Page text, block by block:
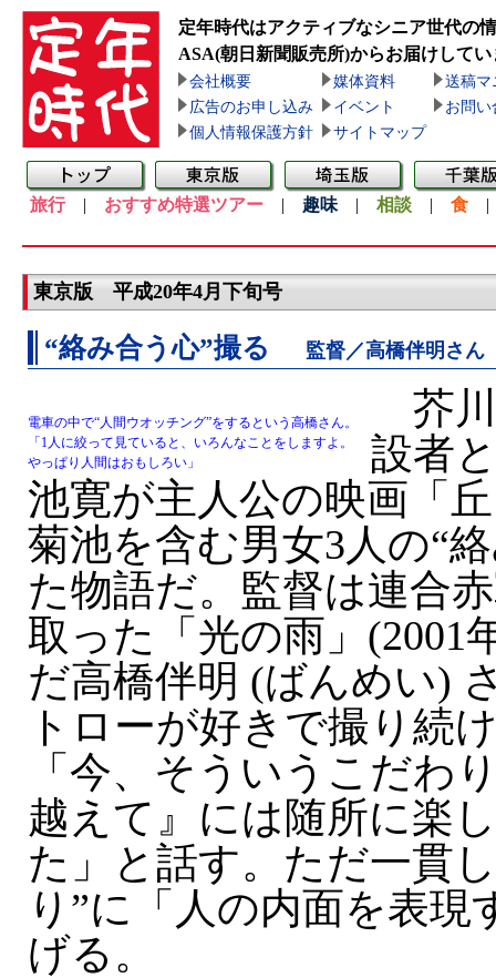
定年時代はアクティブなシニア世代の
ASA(朝日新聞販売所)からお届けしてい
会社概要 媒体資料
送稿マ
広告のお申し込み
イベント
お問い
個人情報保護方針
サイトマップ
旅行| おすすめ特選ツアー | 趣味 | 相談 | 食
東京版 平成20年4月下旬号
“絡み合う心”撮る 監督／高橋伴明さん
電車の中で“人間ウオッチング”をするという高橋さん。
「1人に絞って見ていると、いろんなことをしますよ。
やっぱり人間はおもしろい」
芥川
設者
池寛が主人公の映画「
菊池を含む男女3人の“
た物語だ。監督は連合
取った「光の雨」(2001
だ高橋伴明 (ばんめい)
トローが好きで撮り続
「今、そういうこだわ
越えて』には随所に楽
た」と話す。ただ一貫
り”に「人の内面を表現
げる。